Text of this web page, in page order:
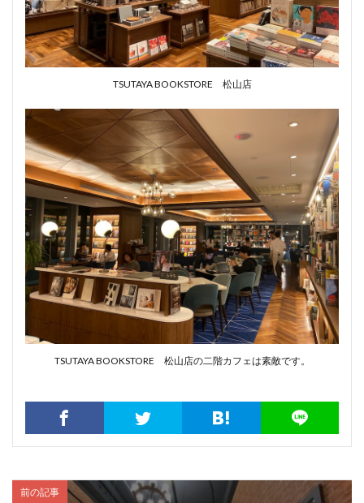
TSUTAYA BOOKSTORE 松山店
TSUTAYA BOOKSTORE 松山店の二階カフェは素敵です。
前の記事